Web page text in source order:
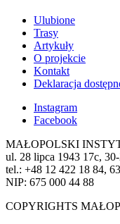
Ulubione
Trasy
Artykuły
O projekcie
Kontakt
Deklaracja
Instagram
Facebook
MAŁOPOLSKI
ul. 28 lipca 1943 17c,
tel.: +48 12 422 18 84,
NIP: 675 000 44 88
COPYRIGHTS